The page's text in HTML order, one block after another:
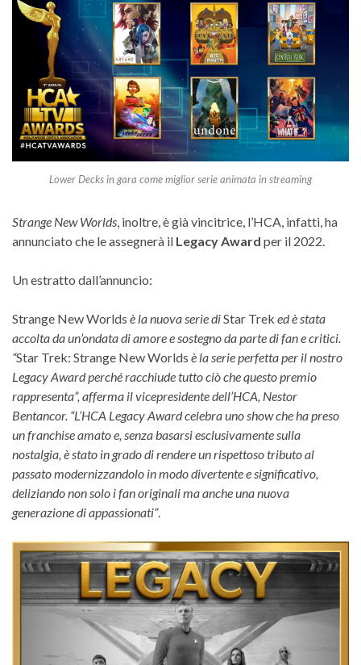
Lower Decks in gara come miglior serie animata in streaming
Strange New Worlds, inoltre, è già vincitrice, l’HCA, infatti, ha
annunciato che le assegnerà il Legacy Award per il 2022.
Un estratto dall’annuncio:
Strange New Worlds è la nuova serie diStar Trek ed è stata
accolta da un’ondata di amore e sostegno da parte di fan e critici.
“Star Trek: Strange New Worlds è la serie perfetta per il nostro
Legacy Award perché racchiude tutto ciò che questo premio
rappresenta”, afferma il vicepresidente dell’HCA, Nestor
Bentancor. “L’HCA Legacy Award celebra uno show che ha preso
un franchise amato e, senza basarsi esclusivamente sulla
nostalgia, è stato in grado di rendere un rispettoso tributo al
passato modernizzandolo in modo divertente e significativo,
deliziando non solo i fan originali ma anche una nuova
generazione di appassionati”.